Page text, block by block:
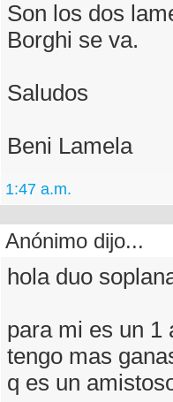
Son los dos
Borghi se va.
Saludos
Beni Lamela
1:47 a.m.
Anónimo dijo...
hola duo
para mi es un 1
tengo mas
q es un